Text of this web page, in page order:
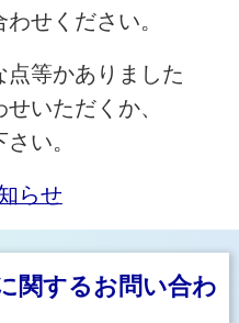
せください。
等かありました
いただくか、
い。
らせ
関するお問い合わ